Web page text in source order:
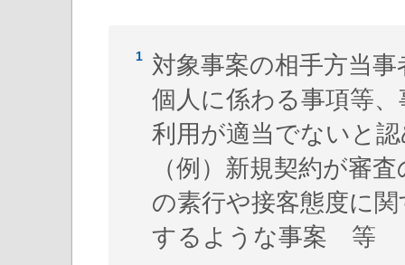
対象事案の相手方当
個人に係わる事項等
利用が適当でないと
（例）新規契約が審
の素行や接客態度に
するような事案 等